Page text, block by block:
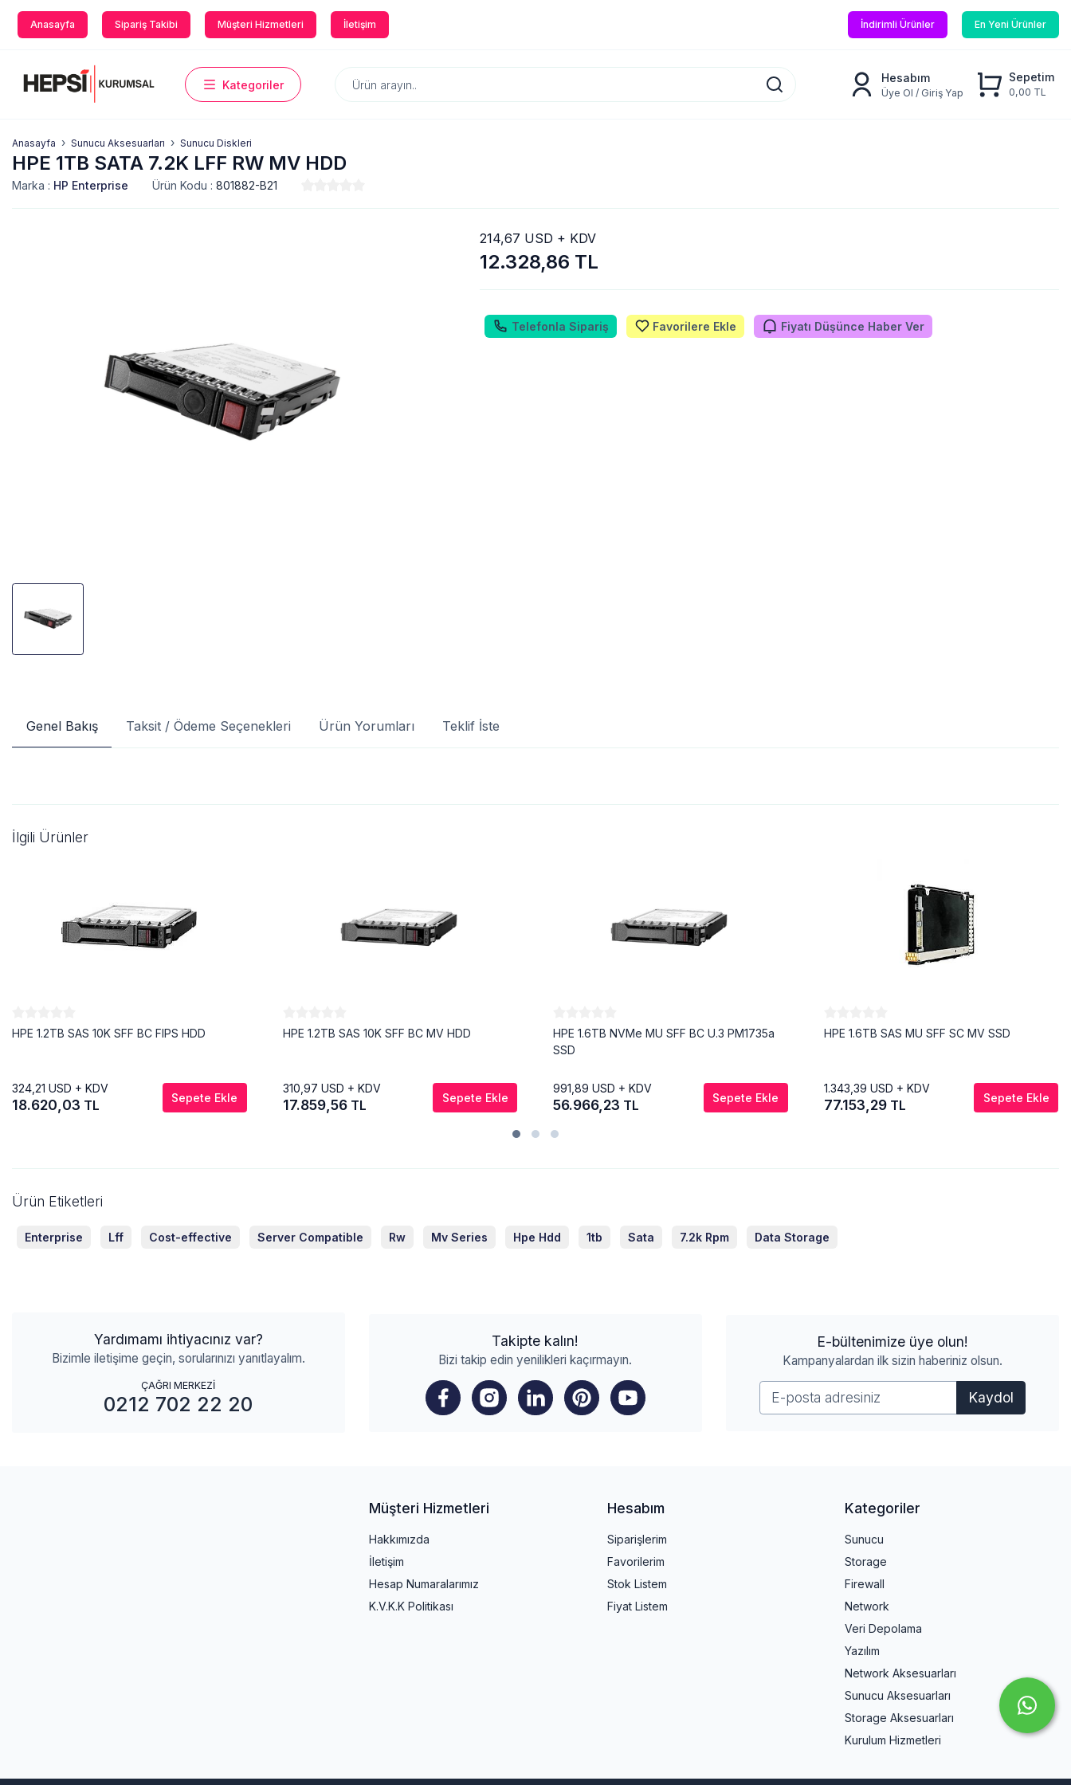
Anasayfa Sipariş Takibi Müşteri Hizmetleri İletişim İndirimli Ürünler En Yeni Ürünler
Kategoriler
Hesabım
Üye Ol / Giriş Yap
Sepetim
0,00 TL
Anasayfa Sunucu Aksesuarları Sunucu Diskleri
HPE 1TB SATA 7.2K LFF RW MV HDD
Marka : HP Enterprise Ürün Kodu : 801882-B21
12.328,86 TL
214,67 USD + KDV
Telefonla Sipariş Favorilere Ekle Fiyatı Düşünce Haber Ver
Genel Bakış Taksit / Ödeme Seçenekleri Ürün Yorumları Teklif İste
İlgili Ürünler
HPE 1.2TB SAS 10K SFF BC FIPS HDD
324,21 USD + KDV
18.620,03 TL Sepete Ekle
HPE 1.2TB SAS 10K SFF BC MV HDD
310,97 USD + KDV
17.859,56 TL Sepete Ekle
HPE 1.6TB NVMe MU SFF BC U.3 PM1735a
SSD
991,89 USD + KDV
56.966,23 TL Sepete Ekle
HPE 1.6TB SAS MU SFF SC MV SSD
1.343,39 USD + KDV
77.153,29 TL Sepete Ekle
Ürün Etiketleri
Enterprise Lff Cost-effective Server Compatible Rw Mv Series Hpe Hdd 1tb Sata 7.2k Rpm Data Storage
Yardımamı ihtiyacınız var?
Bizimle iletişime geçin, sorularınızı yanıtlayalım.
ÇAĞRI MERKEZİ
0212 702 22 20
Takipte kalın!
Bizi takip edin yenilikleri kaçırmayın.
E-bültenimize üye olun!
Kampanyalardan ilk sizin haberiniz olsun.
Kaydol
Müşteri Hizmetleri
Hakkımızda
İletişim
Hesap Numaralarımız
K.V.K.K Politikası
Hesabım
Siparişlerim
Favorilerim
Stok Listem
Fiyat Listem
Kategoriler
Sunucu
Storage
Firewall
Network
Veri Depolama
Yazılım
Network Aksesuarları
Sunucu Aksesuarları
Storage Aksesuarları
Kurulum Hizmetleri